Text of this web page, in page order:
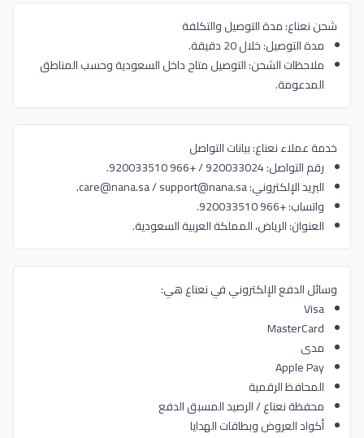
شحن نعناع: مدة التوصيل والتكلفة
مدة التوصيل: خلال 20 دقيقة.
ملاحظات الشحن: التوصيل متاح داخل السعودية وحسب المناطق
المدعومة.
خدمة عملاء نعناع: بيانات التواصل
رقم التواصل: 920033024 / +966 920033510.
البريد الإلكتروني: care@nana.sa / support@nana.sa.
واتساب: +966 920033510.
العنوان: الرياض، المملكة العربية السعودية.
وسائل الدفع الإلكتروني في نعناع هي:
Visa
MasterCard
مدى
Apple Pay
المحافظ الرقمية
محفظة نعناع / الرصيد المسبق الدفع
أكواد العروض وبطاقات الهدايا